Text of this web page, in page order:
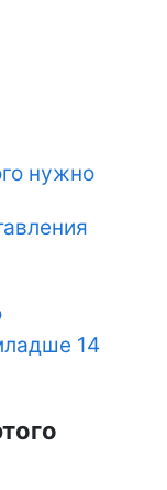
нужно
14